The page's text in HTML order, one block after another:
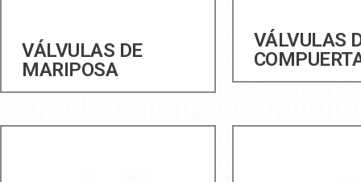
VÁLVULAS DE
MARIPOSA
VÁLVULAS